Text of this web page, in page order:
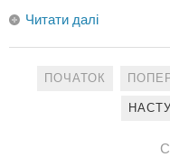
Читати далі
ПОЧАТОК